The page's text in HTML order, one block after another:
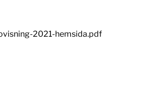
2021-hemsida.pdf